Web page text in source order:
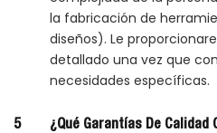
la fabricación de
diseños). Le
detallado una vez que
necesidades específicas.
5 ¿Qué Garantías De Calidad